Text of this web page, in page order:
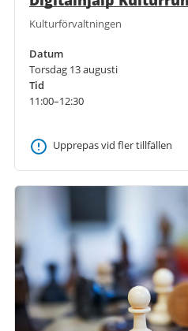
Kulturförvaltningen
Datum
Torsdag 13 augusti
Tid
11:00–12:30
Upprepas vid fler tillfällen